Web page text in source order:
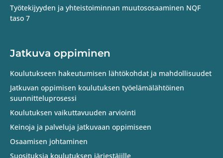
Työtekijyyden ja yhteistoiminnan muutososaaminen NQF
taso 7
Jatkuva oppiminen
Koulutukseen hakeutumisen lähtökohdat ja mahdollisuudet
Jatkuvan oppimisen koulutuksen työelämälähtöinen
suunnitteluprosessi
Koulutuksen vaikuttavuuden arviointi
Keinoja ja palveluja jatkuvaan oppimiseen
Osaamisen johtaminen
Suosituksia koulutuksen järjestäjille